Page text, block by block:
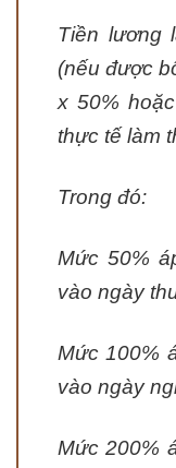
Tiền lương
(nếu được
x 50%
thực tế làm
Trong đó:
Mức 50%
vào ngày
Mức 100%
vào ngày
Mức 200%